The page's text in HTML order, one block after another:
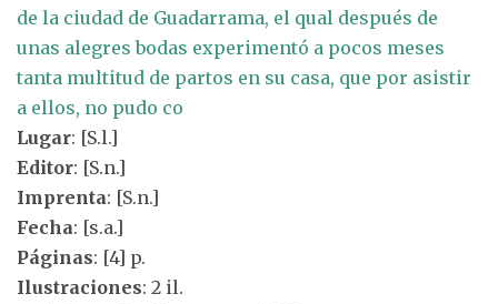
de la ciudad de Guadarrama, el qual después de
unas alegres bodas experimentó a pocos meses
tanta multitud de partos en su casa, que por asistir
a ellos, no pudo co
Lugar: [S.l.]
Editor: [S.n.]
Imprenta: [S.n.]
Fecha: [s.a.]
Páginas: [4] p.
Ilustraciones: 2 il.